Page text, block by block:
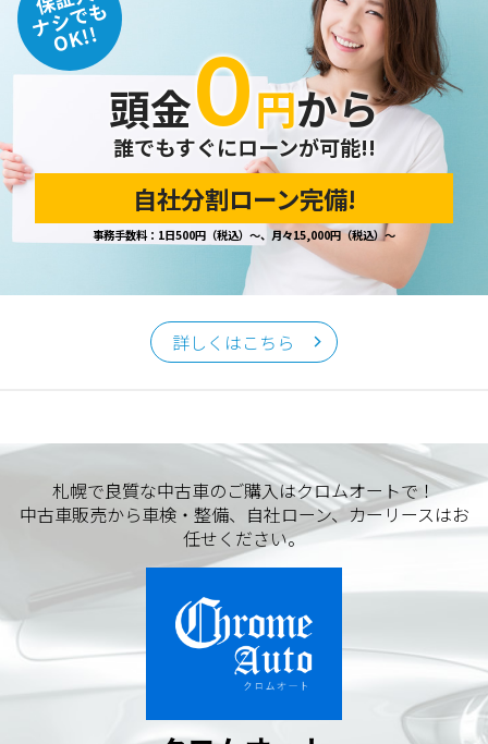
ナシでも
OK!!
頭金０円から
誰でもすぐにローンが可能!!
自社分割ローン完備!
事務手数料：1日500円（税込）～、月々15,000円（税込）～
詳しくはこちら
札幌で良質な中古車のご購入はクロムオートで！
中古車販売から車検・整備、自社ローン、カーリースはお
任せください。